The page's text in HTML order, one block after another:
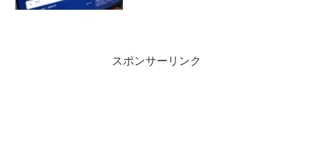
スポンサーリンク